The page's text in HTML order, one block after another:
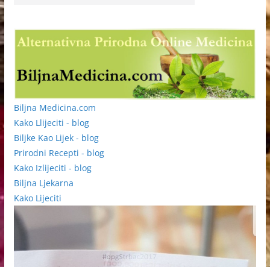
Biljna Medicina.com
Kako Llijeciti - blog
Biljke Kao Lijek - blog
Prirodni Recepti - blog
Kako Izlijeciti - blog
Biljna Ljekarna
Kako Lijeciti